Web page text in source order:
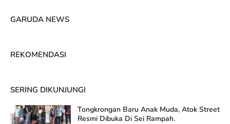
GARUDA NEWS
REKOMENDASI
SERING DIKUNJUNGI
Tongkrongan Baru Anak Muda, Atok Street
Resmi Dibuka Di Sei Rampah.